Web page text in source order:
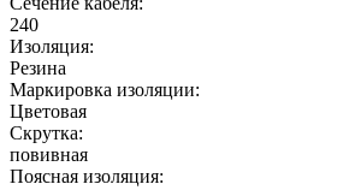
240
Изоляция:
Резина
Маркировка изоляции:
Цветовая
Скрутка:
повивная
Поясная изоляция: